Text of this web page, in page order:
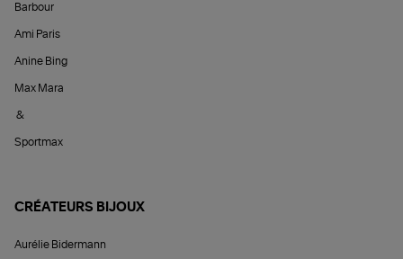
Barbour
Ami Paris
Anine Bing
Max Mara
&
Sportmax
CRÉATEURS BIJOUX
Aurélie Bidermann